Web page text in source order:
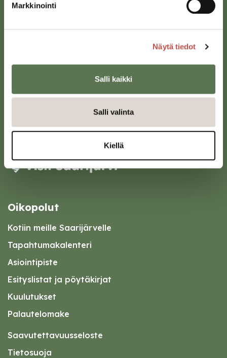
Markkinointi
Näytä tiedot
Salli kaikki
Salli valinta
Kiellä
Saarijärven kaupunki
kirjaamo@saarijarvi.fi
Karttapalvelu
Oikopolut
Kotiin meille Saarijärvelle
Tapahtumakalenteri
Asiointipiste
Esityslistat ja pöytäkirjat
Kuulutukset
Palautelomake
Saavutettavuusseloste
Tietosuoja